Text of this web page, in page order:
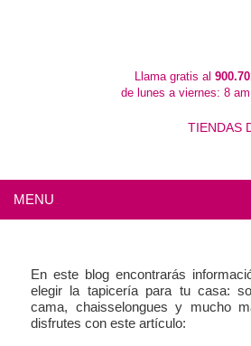
Llama gratis al
de lunes a viernes: 8
TIENDAS
MENU
En este blog encontrarás
elegir la tapicería para tu casa:
cama, chaisselongues y mucho
disfrutes con este artículo: